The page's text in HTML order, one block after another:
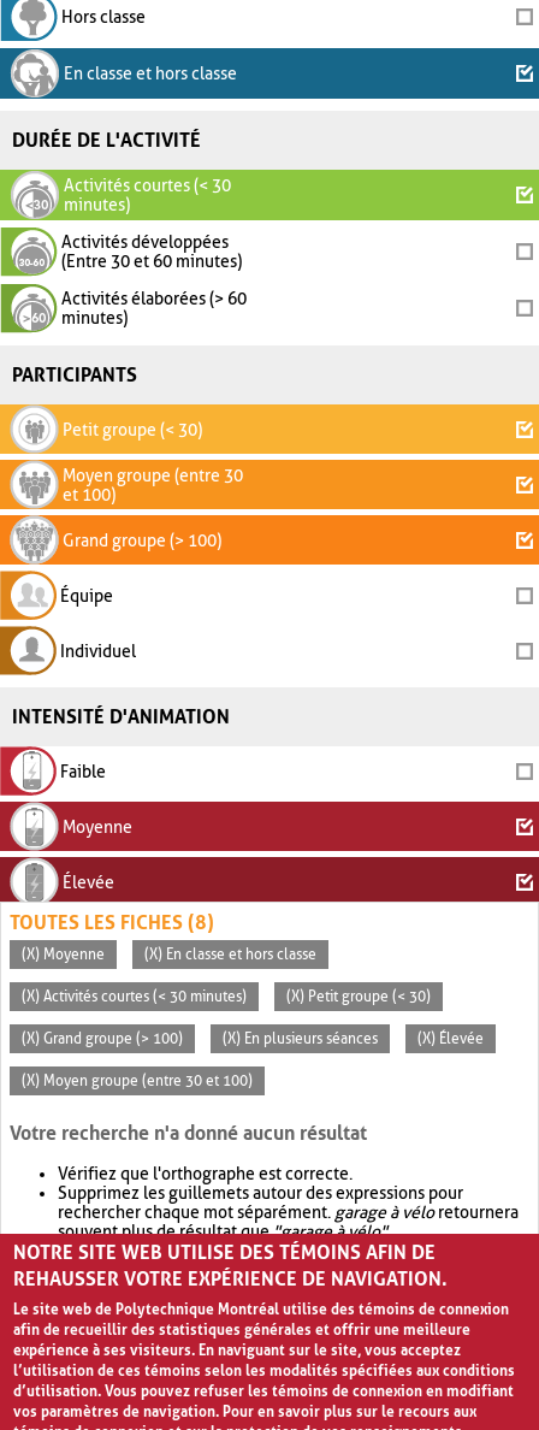
Hors classe
En classe et hors classe
DURÉE DE L'ACTIVITÉ
Activités courtes (< 30
minutes)
Activités développées
(Entre 30 et 60 minutes)
Activités élaborées (> 60
minutes)
PARTICIPANTS
Petit groupe (< 30)
Moyen groupe (entre 30
et 100)
Grand groupe (> 100)
Équipe
Individuel
INTENSITÉ D'ANIMATION
Faible
Moyenne
Élevée
TOUTES LES FICHES (8)
(X) Moyenne (X) En classe et hors classe
(X) Activités courtes (< 30 minutes) (X) Petit groupe (< 30)
(X) Grand groupe (> 100) (X) En plusieurs séances (X) Élevée
(X) Moyen groupe (entre 30 et 100)
Votre recherche n'a donné aucun résultat
Vérifiez que l'orthographe est correcte.
Supprimez les guillemets autour des expressions pour
rechercher chaque mot séparément. garage à véloretournera
souvent plus de résultat que"garage à vélo".
Envisagez d'élargir votre recherche avec OR.garage OR vélo
retournera souvent plus de résultat quegarage à vélo
NOTRE SITE WEB UTILISE DES TÉMOINS AFIN DE
REHAUSSER VOTRE EXPÉRIENCE DE NAVIGATION.
Le site web de Polytechnique Montréal utilise des témoins de connexion
afin de recueillir des statistiques générales et offrir une meilleure
expérience à ses visiteurs. En naviguant sur le site, vous acceptez
l’utilisation de ces témoins selon les modalités spécifiées aux conditions
d’utilisation. Vous pouvez refuser les témoins de connexion en modifiant
vos paramètres de navigation. Pour en savoir plus sur le recours aux